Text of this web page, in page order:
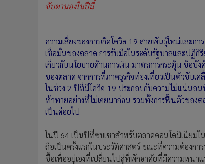
จับตามองในปีนี้
ความเสี่ยงของการเกิดโควิด-19 สายพันธุ์ใหม่และก
เชื่อมั่นของตลาด การรับมือในระดับรัฐบาลและปฏิ
เกี่ยวกับนโยบายด้านการเงิน มาตรการกระตุ้น ข้อ
ของตลาด จากการที่ภาคธุรกิจท่องเที่ยวเป็นตัวขับเ
ในช่วง 2 ปีที่มีโควิด-19 ประกอบกับความไม่แน่นอน
ท้าทายอย่างที่ไม่เคยมาก่อน รวมทั้งการฟื้นตัวของ
เป็นค่อยไป
ในปี 64 เป็นปีที่ซบเซาสำหรับตลาดคอนโดมิเนียมใน
ถือเป็นครั้งแรกในประวัติศาสตร์ ขณะที่ความต้องก
ซื้อเพื่ออยู่เองที่เปลี่ยนไปสู่ที่พักอาศัยที่มีความหน